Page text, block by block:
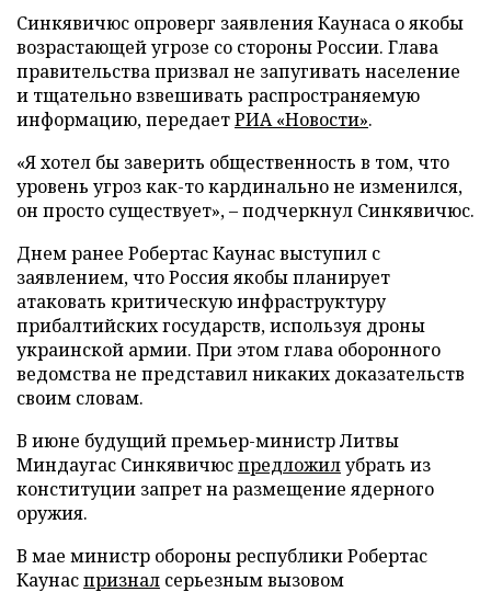
Синкявичюс опроверг заявления Каунаса о якобы
возрастающей угрозе со стороны России. Глава
правительства призвал не запугивать население
и тщательно взвешивать распространяемую
информацию, передаетРИА «Новости».
«Я хотел бы заверить общественность в том, что
уровень угроз как-то кардинально не изменился,
он просто существует», – подчеркнул Синкявичюс.
Днем ранее Робертас Каунас выступил с
заявлением, что Россия якобы планирует
атаковать критическую инфраструктуру
прибалтийских государств, используя дроны
украинской армии. При этом глава оборонного
ведомства не представил никаких доказательств
своим словам.
В июне будущий премьер-министр Литвы
Миндаугас Синкявичюспредложилубрать из
конституции запрет на размещение ядерного
оружия.
В мае министр обороны республики Робертас
Каунаспризнал серьезным вызовом